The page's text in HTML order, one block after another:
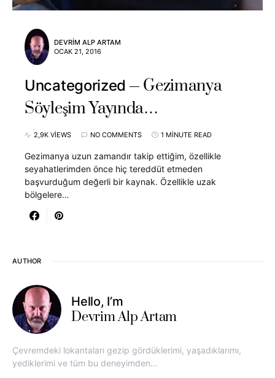
DEVRIM ALP ARTAM
OCAK 21, 2016
Uncategorized
Gezimanya
Söyleşim Yayında…
2,9K VIEWS NO COMMENTS 1 MINUTE READ
Gezimanya uzun zamandır takip ettiğim, özellikle
seyahatlerimden önce hiç tereddüt etmeden
başvurduğum değerli bir kaynak. Özellikle uzak
bölgelere…
AUTHOR
Hello, I’m
Devrim Alp Artam
Çevremdeki lokantaları gezip gördüklerimi, yaşadıklarımı,
yediklerimi ve tüm bu deneyimden…